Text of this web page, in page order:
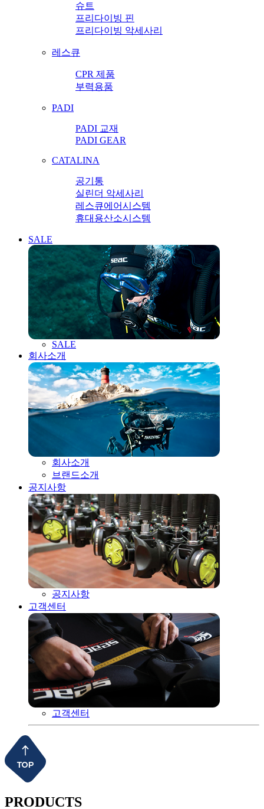
슈트
프리다이빙 핀
프리다이빙 악세사리
레스큐
CPR 제품
부력용품
PADI
PADI 교재
PADI GEAR
CATALINA
공기통
실린더 악세사리
레스큐에어시스템
휴대용산소시스템
SALE
SALE
회사소개
회사소개
브랜드소개
공지사항
공지사항
고객센터
고객센터
PRODUCTS